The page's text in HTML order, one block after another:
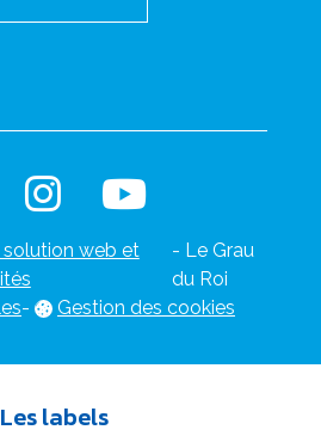
solution web et
- Le Grau
du Roi
- Gestion des cookies
Les labels